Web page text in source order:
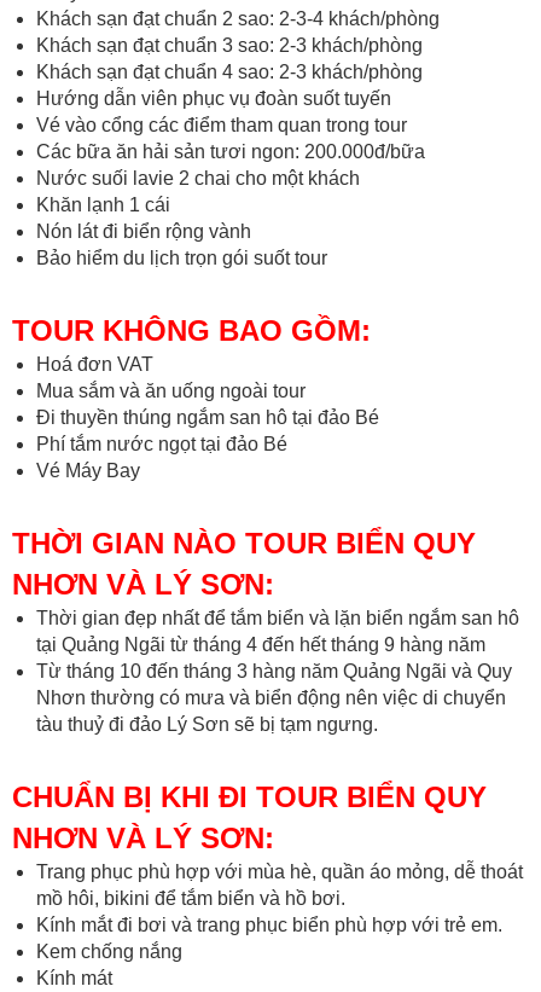
Khách sạn đạt chuẩn 2 sao: 2-3-4 khách/phòng
Khách sạn đạt chuẩn 3 sao: 2-3 khách/phòng
Khách sạn đạt chuẩn 4 sao: 2-3 khách/phòng
Hướng dẫn viên phục vụ đoàn suốt tuyến
Vé vào cổng các điểm tham quan trong tour
Các bữa ăn hải sản tươi ngon: 200.000đ/bữa
Nước suối lavie 2 chai cho một khách
Khăn lạnh 1 cái
Nón lát đi biển rộng vành
Bảo hiểm du lịch trọn gói suốt tour
TOUR KHÔNG BAO GỒM:
Hoá đơn VAT
Mua sắm và ăn uống ngoài tour
Đi thuyền thúng ngắm san hô tại đảo Bé
Phí tắm nước ngọt tại đảo Bé
Vé Máy Bay
THỜI GIAN NÀO TOUR BIỂN QUY
NHƠN VÀ LÝ SƠN:
Thời gian đẹp nhất để tắm biển và lặn biển ngắm san hô
tại Quảng Ngãi từ tháng 4 đến hết tháng 9 hàng năm
Từ tháng 10 đến tháng 3 hàng năm Quảng Ngãi và Quy
Nhơn thường có mưa và biển động nên việc di chuyển
tàu thuỷ đi đảo Lý Sơn sẽ bị tạm ngưng.
CHUẨN BỊ KHI ĐI TOUR BIỂN QUY
NHƠN VÀ LÝ SƠN:
Trang phục phù hợp với mùa hè, quần áo mỏng, dễ thoát
mồ hôi, bikini để tắm biển và hồ bơi.
Kính mắt đi bơi và trang phục biển phù hợp với trẻ em.
Kem chống nắng
Kính mát